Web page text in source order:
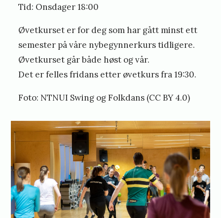
Tid: Onsdager 18:00
Øvetkurset er for deg som har gått minst ett
semester på våre nybegynnerkurs tidligere.
Øvetkurset går både høst og vår.
Det er felles fridans etter øvetkurs fra 19:30.
Foto: NTNUI Swing og Folkdans (CC BY 4.0)